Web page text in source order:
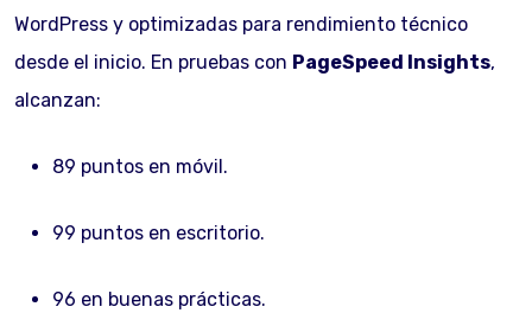
WordPress y optimizadas para rendimiento técnico
desde el inicio. En pruebas con PageSpeed Insights,
alcanzan:
89 puntos en móvil.
99 puntos en escritorio.
96 en buenas prácticas.